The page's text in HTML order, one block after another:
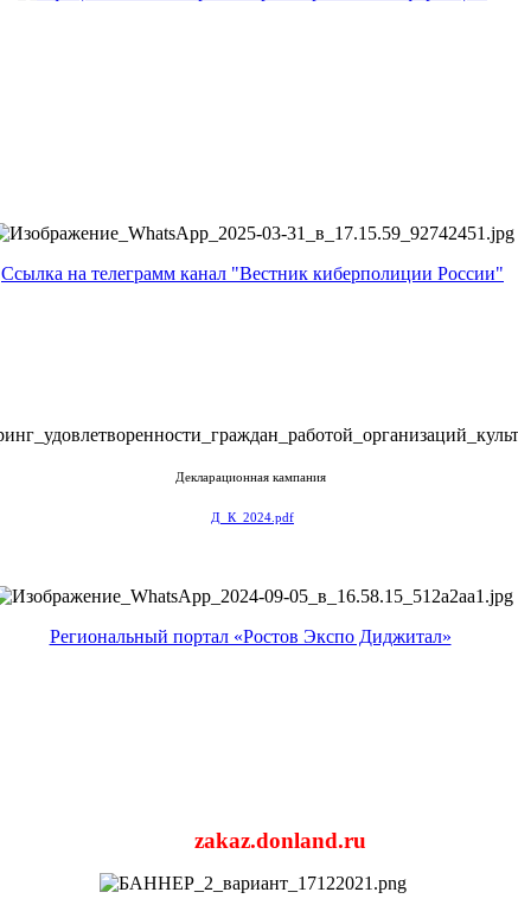
Ссылка на телеграмм канал "Вестник киберполиции России"
Декларационная кампания
Д_К_2024.pdf
Региональный портал «Ростов Экспо Диджитал»
zakaz.donland.ru